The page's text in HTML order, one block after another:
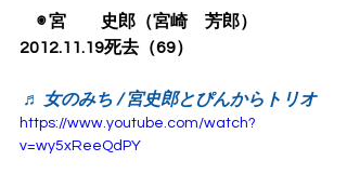
◉ 宮　　史郎（宮崎　芳郎）
2012.11.19死去（69）
♬ 女のみち / 宮史郎とぴんからトリオ
https://www.youtube.com/watch?
v=wy5xReeQdPY